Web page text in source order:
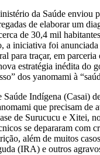
da Saúde enviou
de elaborar um
de 30,4 mil
a iniciativa foi
para traçar, em
estratégia inédita do
dos yanomami à
Saúde Indígena (Casai)
que precisam de
de Surucucu e Xitei,
se depararam com
além de muitos
(IRA) e outros